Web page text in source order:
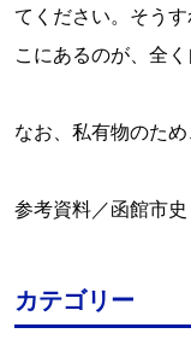
てください。そう
こにあるのが、全
なお、私有物のた
参考資料／函館市史
カテゴリー